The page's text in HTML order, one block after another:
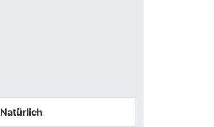
Natürlich